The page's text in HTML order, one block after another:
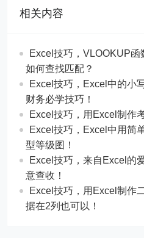
相关内容
Excel技巧，​​VLOOKUP
如何查找匹配？
​​Excel技巧，Excel中的小
财务必学技巧！
​​Excel技巧，用Excel制作
Excel技巧，​​Excel中用简
型等级图！
Excel技巧，来自Excel的
意查收！
Excel技巧，用Excel制作
据在2列也可以！